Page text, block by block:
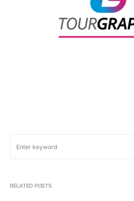
RELATED POSTS